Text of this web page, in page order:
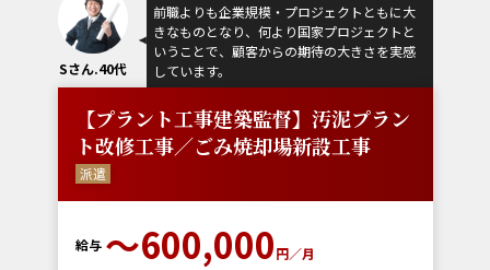
Sさん.40代
前職よりも企業規模・プロジェクトともに大
きなものとなり、何より国家プロジェクトと
いうことで、顧客からの期待の大きさを実感
しています。
【プラント工事建築監督】汚泥プラン
ト改修工事／ごみ焼却場新設工事
派遣
給与 ～600,000円／月